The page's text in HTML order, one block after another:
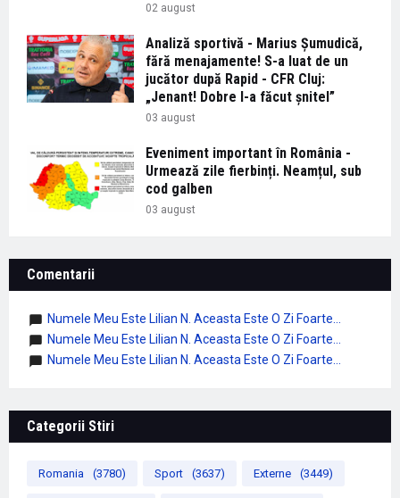
02 august
Analiză sportivă - Marius Șumudică,
fără menajamente! S-a luat de un
jucător după Rapid - CFR Cluj:
„Jenant! Dobre l-a făcut șnitel”
03 august
Eveniment important în România -
Urmează zile fierbinți. Neamțul, sub
cod galben
03 august
Comentarii
Numele Meu Este Lilian N. Aceasta Este O Zi Foarte...
Numele Meu Este Lilian N. Aceasta Este O Zi Foarte...
Numele Meu Este Lilian N. Aceasta Este O Zi Foarte...
Categorii Stiri
Romania (3780) Sport (3637) Externe (3449)